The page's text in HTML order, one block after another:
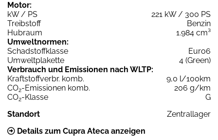
Motor:
kW / PS
221 kW / 300 PS
Treibstoff
Benzin
Hubraum
1.984 cm³
Umweltnormen:
Schadstoffklasse
Euro6
Umweltplakette
4 (Green)
Verbrauch und Emissionen nach WLTP:
Kraftstoffverbr. komb.
9,0 l/100km
CO2-Emissionen komb.
206 g/km
CO2-Klasse
G
Standort
Zentrallager
Details zum Cupra Ateca anzeigen